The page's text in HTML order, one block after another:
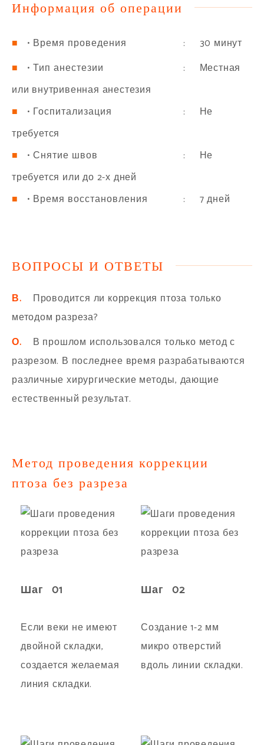
Информация об операции
• Время проведения
: 30 минут
• Тип анестезии
: Местная
или внутривенная анестезия
• Госпитализация
: Не
требуется
• Снятие швов
: Не
требуется или до 2-х дней
• Время восстановления
: 7 дней
ВОПРОСЫ И ОТВЕТЫ
В. Проводится ли коррекция птоза только
методом разреза?
О. В прошлом использовался только метод с
разрезом. В последнее время разрабатываются
различные хирургические методы, дающие
естественный результат.
Метод проведения коррекции
птоза без разреза
Шаг 01
Если веки не имеют
двойной складки,
создается желаемая
линия складки.
Шаг 02
Создание 1-2 мм
микро отверстий
вдоль линии складки.